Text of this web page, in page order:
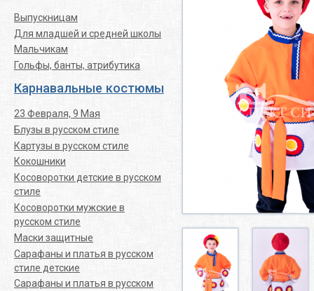
Выпускницам
Для младшей и средней школы
Мальчикам
Гольфы, банты, атрибутика
Карнавальные костюмы
23 Февраля, 9 Мая
Блузы в русском стиле
Картузы в русском стиле
Кокошники
Косоворотки детские в русском
стиле
Косоворотки мужские в
русском стиле
Маски защитные
Сарафаны и платья в русском
стиле детские
Сарафаны и платья в русском